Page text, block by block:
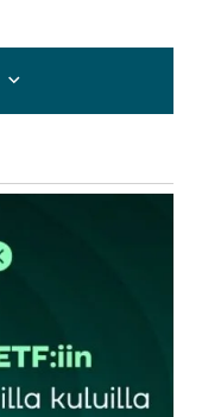
kirjautua